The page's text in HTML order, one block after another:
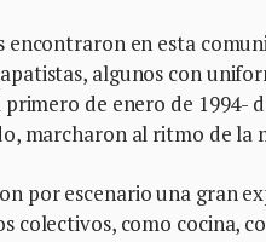
encontraron en esta
algunos con
de enero de 1994-
marcharon al ritmo de la
por escenario una gran
colectivos, como cocina,